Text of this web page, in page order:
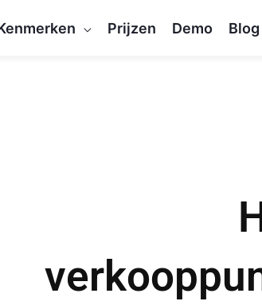
Prijzen Demo Blog